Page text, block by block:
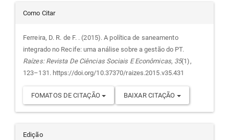
Detalhes
do
artigo
Como Citar
Ferreira, D. R. de F. . (2015). A política de saneamento
integrado no Recife: uma análise sobre a gestão do PT.
Raízes: Revista De Ciências Sociais E Econômicas, 35(1),
123–131. https://doi.org/10.37370/raizes.2015.v35.431
FOMATOS DE CITAÇÃO BAIXAR CITAÇÃO
Edição